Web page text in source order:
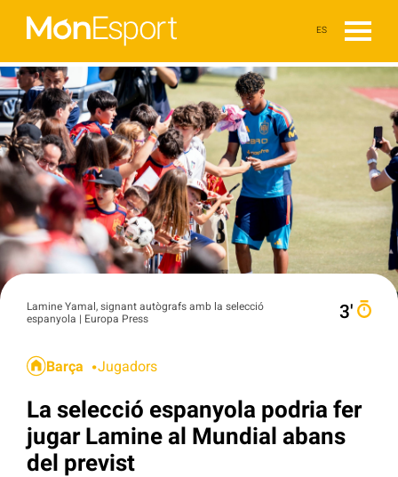
ES
Lamine Yamal, signant autògrafs amb la selecció
espanyola | Europa Press
3′
Barça Jugadors
La selecció espanyola podria fer
jugar Lamine al Mundial abans
del previst